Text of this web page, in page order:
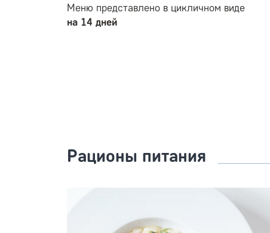
Меню представлено в цикличном виде
на 14 дней
Рационы питания